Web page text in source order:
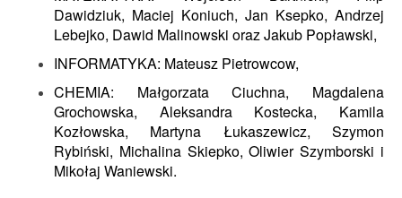
Dawidziuk, Maciej Koniuch, Jan Ksepko, Andrzej
Lebejko, Dawid Malinowski oraz Jakub Popławski,
INFORMATYKA: Mateusz Pietrowcow,
CHEMIA: Małgorzata Ciuchna, Magdalena
Grochowska, Aleksandra Kostecka, Kamila
Kozłowska, Martyna Łukaszewicz, Szymon
Rybiński, Michalina Skiepko, Oliwier Szymborski i
Mikołaj Waniewski.